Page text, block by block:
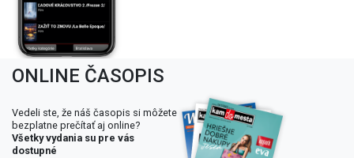
ONLINE ČASOPIS
Vedeli ste, že náš časopis si môžete
bezplatne prečítať aj online?
Všetky vydania su pre vás
dostupné